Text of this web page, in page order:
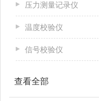
压力测量记录仪
温度校验仪
信号校验仪
查看全部